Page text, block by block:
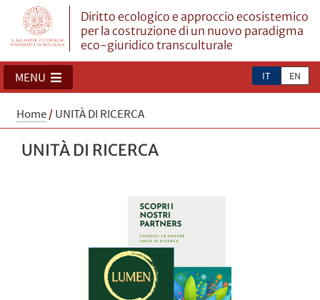
Diritto ecologico e approccio ecosistemico
per la costruzione di un nuovo paradigma
eco-giuridico transculturale
IT EN
MENU
Home/UNITÀ DI RICERCA
UNITÀ DI RICERCA